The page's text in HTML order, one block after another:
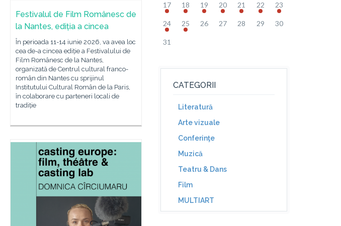
Festivalul de Film Românesc de
la Nantes, ediția a cincea
În perioada 11-14 iunie 2026, va avea loc
cea de-a cincea ediție a Festivalului de
Film Românesc de la Nantes,
organizată de Centrul cultural franco-
român din Nantes cu sprijinul
Institutului Cultural Român de la Paris,
în colaborare cu parteneri locali de
tradiție
17 18 19 20 21 22 23
24 25 26 27 28 29 30
31
CATEGORII
Literatură
Arte vizuale
Conferinţe
Muzică
Teatru & Dans
Film
MULTIART